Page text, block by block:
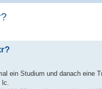
ein Studium und danach eine